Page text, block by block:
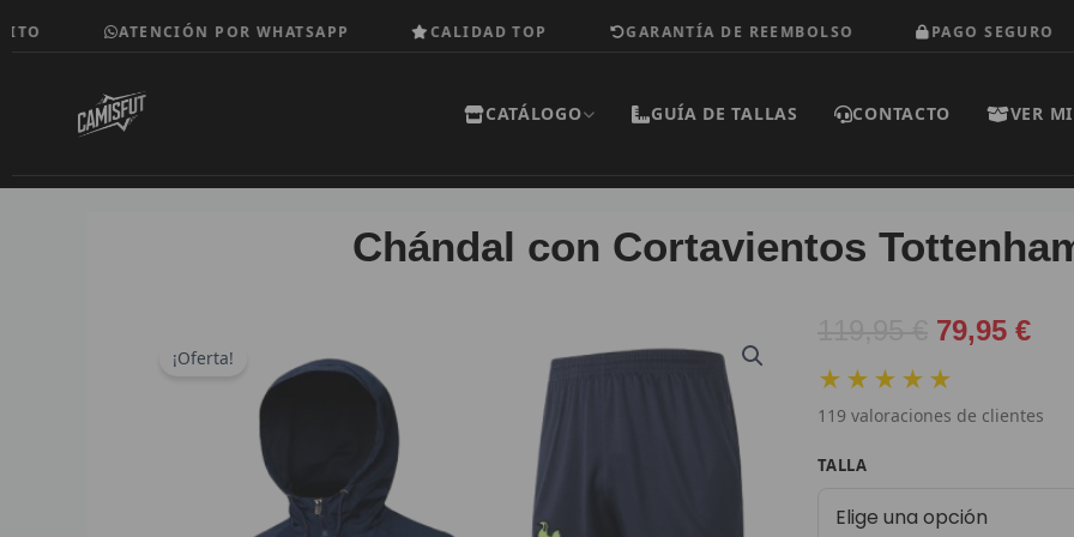
al
ATENCIÓN POR WHATSAPP CALIDAD TOP GARANTÍA DE REEMBOLSO PAGO SEGURO
CATÁLOGO GUÍA DE TALLAS CONTACTO VER
Chándal con Cortavientos
¡Oferta!
El
original
era:
79,95 €El
es:
★★★★★
119 valoraciones de clientes
TALLA
Chándal
Cortavientos